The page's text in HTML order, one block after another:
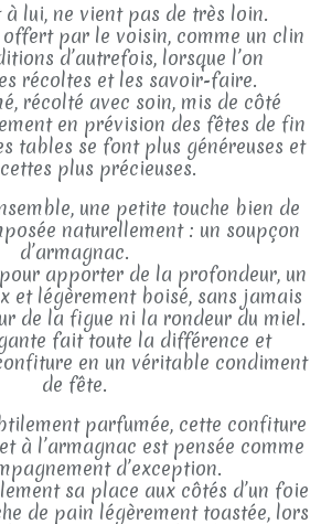
à lui, ne vient pas de très loin.
par le voisin, comme un clin
d’autrefois, lorsque l’on
récoltes et les savoir-faire.
récolté avec soin, mis de côté
en prévision des fêtes de fin
tables se font plus généreuses et
plus précieuses.
une petite touche bien de
naturellement : un soupçon
d’armagnac.
apporter de la profondeur, un
et légèrement boisé, sans jamais
de la figue ni la rondeur du miel.
fait toute la différence et
en un véritable condiment
de fête.
parfumée, cette confiture
à l’armagnac est pensée comme
d’exception.
sa place aux côtés d’un foie
de pain légèrement toastée, lors